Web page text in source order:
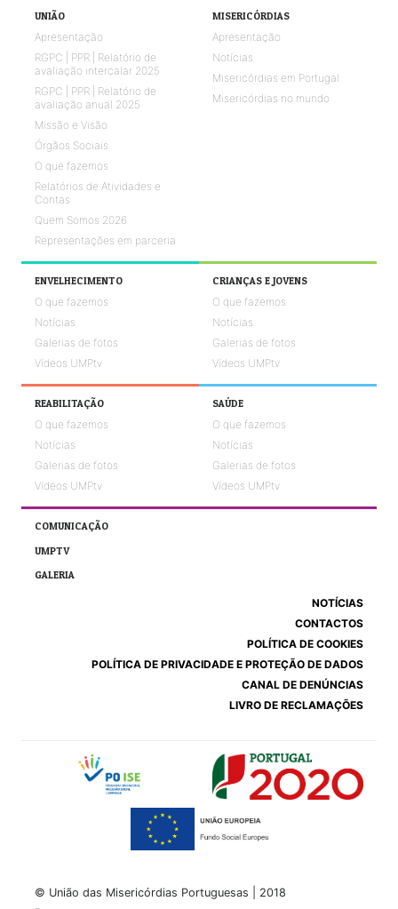
UNIÃO
Apresentação
RGPC | PPR | Relatório de
avaliação intercalar 2025
RGPC | PPR | Relatório de
avaliação anual 2025
Missão e Visão
Órgãos Sociais
O que fazemos
Relatórios de Atividades e
Contas
Quem Somos 2026
Representações em parceria
MISERICÓRDIAS
Apresentação
Notícias
Misericórdias em Portugal
Misericórdias no mundo
ENVELHECIMENTO
O que fazemos
Notícias
Galerias de fotos
Vídeos UMPtv
CRIANÇAS E JOVENS
O que fazemos
Notícias
Galerias de fotos
Vídeos UMPtv
REABILITAÇÃO
O que fazemos
Notícias
Galerias de fotos
Vídeos UMPtv
SAÚDE
O que fazemos
Notícias
Galerias de fotos
Vídeos UMPtv
COMUNICAÇÃO
UMPTV
GALERIA
NOTÍCIAS
CONTACTOS
POLÍTICA DE COOKIES
POLÍTICA DE PRIVACIDADE E PROTEÇÃO DE DADOS
CANAL DE DENÚNCIAS
LIVRO DE RECLAMAÇÕES
© União das Misericórdias Portuguesas | 2018